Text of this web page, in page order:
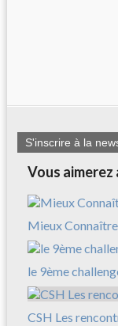
S'inscrire à la
Vous aimerez
Mieux
le 9ème
CSH Les